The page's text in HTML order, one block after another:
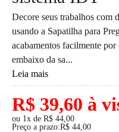
Decore seus trabalhos com
usando a Sapatilha para
acabamentos facilmente
embaixo da sa...
Leia mais
R$ 39,60 à
ou 1x de R$ 44,00
Preço a prazo:R$ 44,00